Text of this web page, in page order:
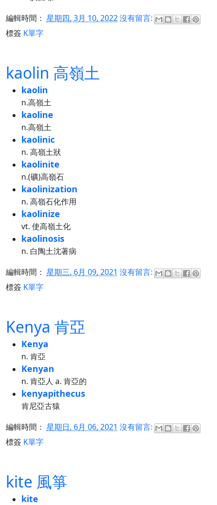
編輯時間： 星期四, 3月 10, 2022沒有留言:
標簽 K單字
kaolin 高嶺土
kaolin
n.高嶺土
kaoline
n.高嶺土
kaolinic
n. 高嶺土狀
kaolinite
n.(礦)高嶺石
kaolinization
n. 高嶺石化作用
kaolinize
vt. 使高嶺土化
kaolinosis
n. 白陶土沈著病
編輯時間： 星期三, 6月 09, 2021 沒有留言:
標簽 K單字
Kenya 肯亞
Kenya
n. 肯亞
Kenyan
n. 肯亞人 a. 肯亞的
kenyapithecus
肯尼亞古猿
編輯時間： 星期日, 6月 06, 2021 沒有留言:
標簽 K單字
kite 風箏
kite